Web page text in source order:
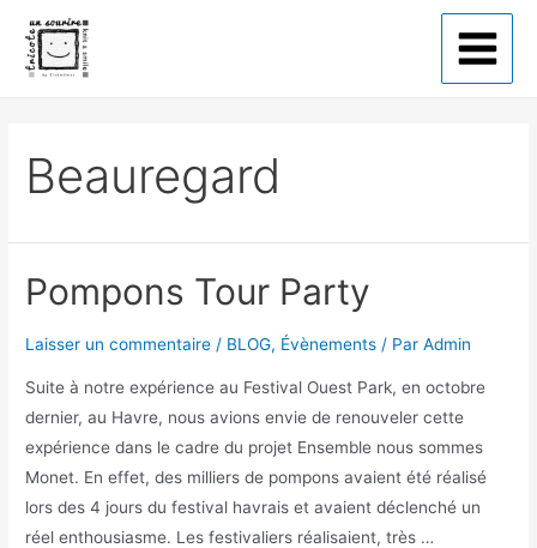
Beauregard
Pompons Tour Party
Laisser un commentaire / BLOG, Évènements / ParAdmin
Suite à notre expérience au Festival Ouest Park, en octobre
dernier, au Havre, nous avions envie de renouveler cette
expérience dans le cadre du projet Ensemble nous sommes
Monet. En effet, des milliers de pompons avaient été réalisé
lors des 4 jours du festival havrais et avaient déclenché un
réel enthousiasme. Les festivaliers réalisaient, très …